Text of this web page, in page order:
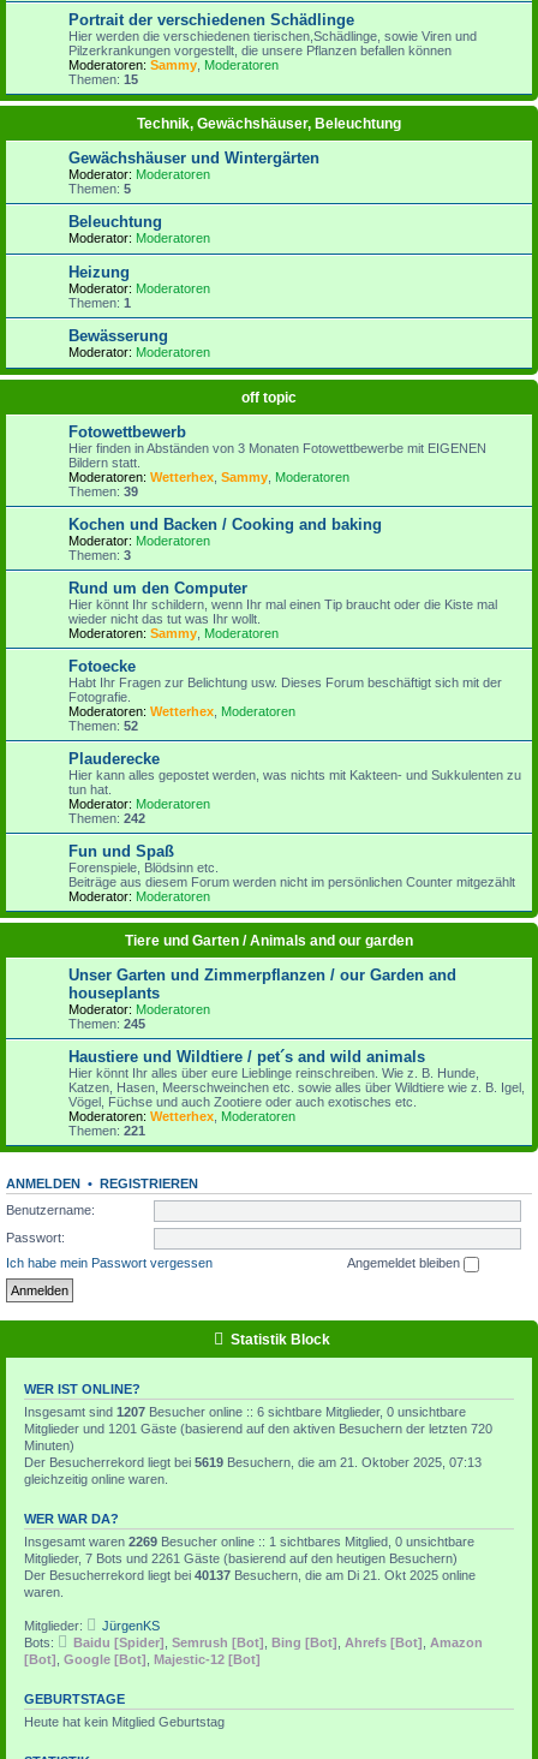
Portrait der verschiedenen Schädlinge
Hier werden die verschiedenen tierischen,Schädlinge, sowie Viren und
Pilzerkrankungen vorgestellt, die unsere Pflanzen befallen können
Moderatoren: Sammy Moderatoren
Themen: 15
Technik, Gewächshäuser, Beleuchtung
Gewächshäuser und Wintergärten
Moderator: Moderatoren
Themen: 5
Beleuchtung
Moderator: Moderatoren
Heizung
Moderator: Moderatoren
Themen: 1
Bewässerung
Moderator: Moderatoren
off topic
Fotowettbewerb
Hier finden in Abständen von 3 Monaten Fotowettbewerbe mit EIGENEN
Bildern statt.
Moderatoren: Wetterhex Sammy Moderatoren
Themen: 39
Kochen und Backen / Cooking and baking
Moderator: Moderatoren
Themen: 3
Rund um den Computer
Hier könnt Ihr schildern, wenn Ihr mal einen Tip braucht oder die Kiste mal
wieder nicht das tut was Ihr wollt.
Moderatoren: Sammy Moderatoren
Fotoecke
Habt Ihr Fragen zur Belichtung usw. Dieses Forum beschäftigt sich mit der
Fotografie.
Moderatoren: Wetterhex Moderatoren
Themen: 52
Plauderecke
Hier kann alles gepostet werden, was nichts mit Kakteen- und Sukkulenten zu
tun hat.
Moderator: Moderatoren
Themen: 242
Fun und Spaß
Forenspiele, Blödsinn etc.
Beiträge aus diesem Forum werden nicht im persönlichen Counter mitgezählt
Moderator: Moderatoren
Tiere und Garten / Animals and our garden
Unser Garten und Zimmerpflanzen / our Garden and
houseplants
Moderator: Moderatoren
Themen: 245
Haustiere und Wildtiere / pet´s and wild animals
Hier könnt Ihr alles über eure Lieblinge reinschreiben. Wie z. B. Hunde,
Katzen, Hasen, Meerschweinchen etc. sowie alles über Wildtiere wie z. B. Igel,
Vögel, Füchse und auch Zootiere oder auch exotisches etc.
Moderatoren: Wetterhex Moderatoren
Themen: 221
ANMELDEN • REGISTRIEREN
Benutzername:
Passwort:
Ich habe mein Passwort vergessen
Angemeldet bleiben
Statistik Block
WER IST ONLINE?
Insgesamt sind 1207 Besucher online :: 6 sichtbare Mitglieder, 0 unsichtbare
Mitglieder und 1201 Gäste (basierend auf den aktiven Besuchern der letzten 720
Minuten)
Der Besucherrekord liegt bei 5619 Besuchern, die am 21. Oktober 2025, 07:13
gleichzeitig online waren.
WER WAR DA?
Insgesamt waren 2269 Besucher online :: 1 sichtbares Mitglied, 0 unsichtbare
Mitglieder, 7 Bots und 2261 Gäste (basierend auf den heutigen Besuchern)
Der Besucherrekord liegt bei 40137 Besuchern, die am Di 21. Okt 2025 online
waren.
Mitglieder:
JürgenKS
Bots:
Baidu [Spider] Semrush [Bot] Bing [Bot] Ahrefs [Bot] Amazon
[Bot] Google [Bot] Majestic-12 [Bot]
GEBURTSTAGE
Heute hat kein Mitglied Geburtstag